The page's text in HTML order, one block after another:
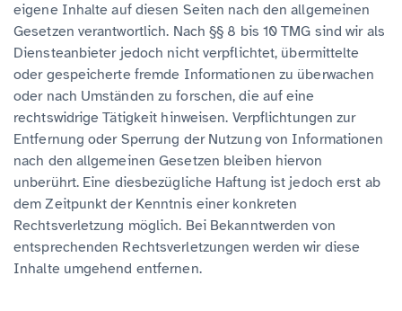
KARRIERE
eigene Inhalte auf diesen Seiten nach den allgemeinen
Gesetzen verantwortlich. Nach §§ 8 bis 10 TMG sind wir als
Diensteanbieter jedoch nicht verpflichtet, übermittelte
oder gespeicherte fremde Informationen zu überwachen
oder nach Umständen zu forschen, die auf eine
rechtswidrige Tätigkeit hinweisen. Verpflichtungen zur
Entfernung oder Sperrung der Nutzung von Informationen
nach den allgemeinen Gesetzen bleiben hiervon
unberührt. Eine diesbezügliche Haftung ist jedoch erst ab
dem Zeitpunkt der Kenntnis einer konkreten
Rechtsverletzung möglich. Bei Bekanntwerden von
entsprechenden Rechtsverletzungen werden wir diese
Inhalte umgehend entfernen.